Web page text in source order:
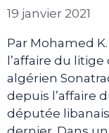
19 janvier 2021
Par Mohamed
l’affaire du
algérien
depuis l’affaire
députée